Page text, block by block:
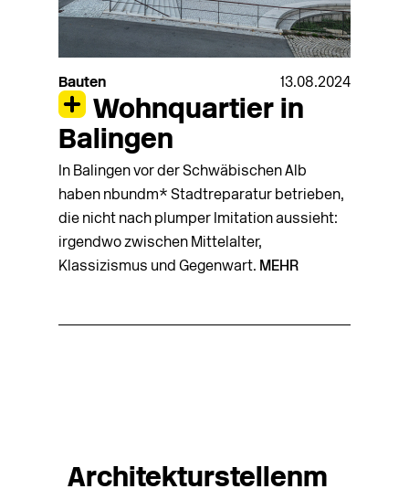
Bauten 13.08.2024
Wohnquartier in
Balingen
In Balingen vor der Schwäbischen Alb
haben nbundm* Stadtreparatur betrieben,
die nicht nach plumper Imitation aussieht:
irgendwo zwischen Mittelalter,
Klassizismus und Gegenwart. MEHR
Architekturstellenm